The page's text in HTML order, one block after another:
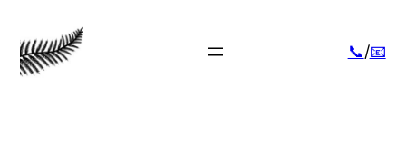
Inhalt
springen
📞/📧